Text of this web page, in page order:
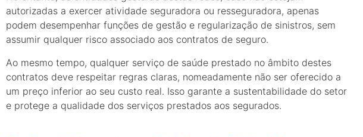
autorizadas a exercer atividade seguradora ou resseguradora, apenas
podem desempenhar funções de gestão e regularização de sinistros, sem
assumir qualquer risco associado aos contratos de seguro.
Ao mesmo tempo, qualquer serviço de saúde prestado no âmbito destes
contratos deve respeitar regras claras, nomeadamente não ser oferecido a
um preço inferior ao seu custo real. Isso garante a sustentabilidade do setor
e protege a qualidade dos serviços prestados aos segurados.